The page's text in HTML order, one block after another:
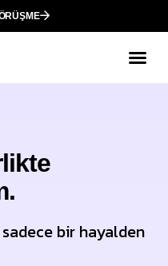
sadece bir hayalden